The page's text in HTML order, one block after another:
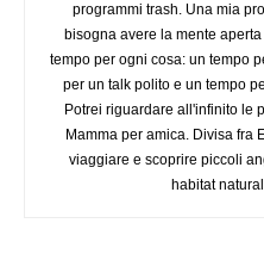
programmi trash. Una mia
bisogna avere la mente
tempo per ogni cosa: un tempo
per un talk polito e un tempo
Potrei riguardare all'infinito le
Mamma per amica. Divisa fra
viaggiare e scoprire piccoli
habitat